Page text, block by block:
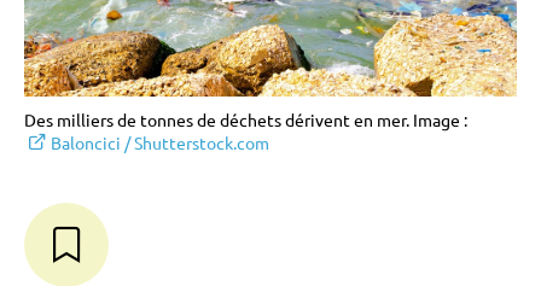
Des milliers de tonnes de déchets dérivent en mer. Image :
Baloncici / Shutterstock.com